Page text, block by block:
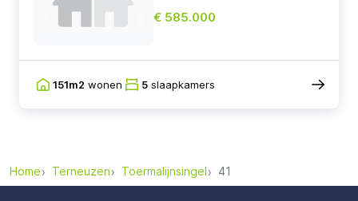
€ 585.000
151m2 wonen 5 slaapkamers
Home Terneuzen Toermalijnsingel 41